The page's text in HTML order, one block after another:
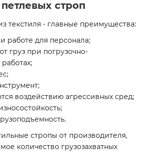
строп
текстиля - главные преимущества:
работе для персонала;
груз при погрузочно-
воздействию агрессивных сред;
стропы от производителя,
количество грузозахватных